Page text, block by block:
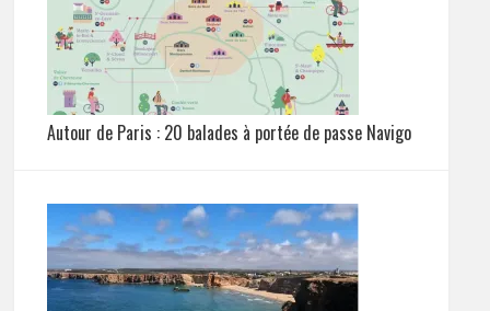
Autour de Paris : 20 balades à portée de passe Navigo